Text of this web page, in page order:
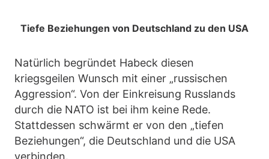
Tiefe Beziehungen von Deutschland zu den USA
Natürlich begründet Habeck diesen
kriegsgeilen Wunsch mit einer „russischen
Aggression“. Von der Einkreisung Russlands
durch die NATO ist bei ihm keine Rede.
Stattdessen schwärmt er von den „tiefen
Beziehungen“, die Deutschland und die USA
verbinden.